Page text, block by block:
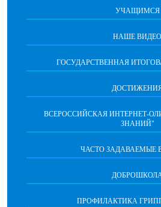
УЧАЩИМСЯ
НАШЕ ВИДЕО
ГОСУДАРСТВЕННАЯ
ВСЕРОССИЙСКАЯ ИНТЕРНЕТ-
ЗНАНИЙ"
ЧАСТО ЗАДАВАЕМЫЕ
ПРОФИЛАКТИКА